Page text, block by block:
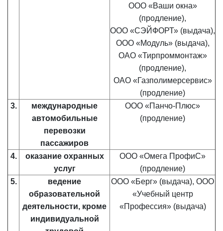
ООО «Ваши окна»
(продление),
ООО «СЭЙФОРТ» (выдача),
ООО «Модуль» (выдача),
ОАО «Тирпроммонтаж»
(продление),
ОАО «Газполимерсервис»
(продление)
3.
международные
автомобильные
перевозки
пассажиров
ООО «Панчо-Плюс»
(продление)
4.
оказание охранных
услуг
ООО «Омега ПрофиС»
(продление)
5.
ведение
образовательной
деятельности, кроме
индивидуальной
ООО «Берг» (выдача), ООО
«Учебный центр
«Профессия» (выдача)